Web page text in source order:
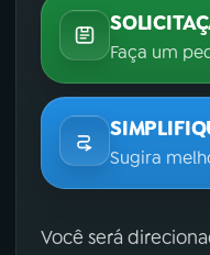
Faça um
Sugira
Você será